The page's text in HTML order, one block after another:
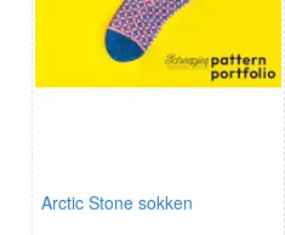
Arctic Stone sokken